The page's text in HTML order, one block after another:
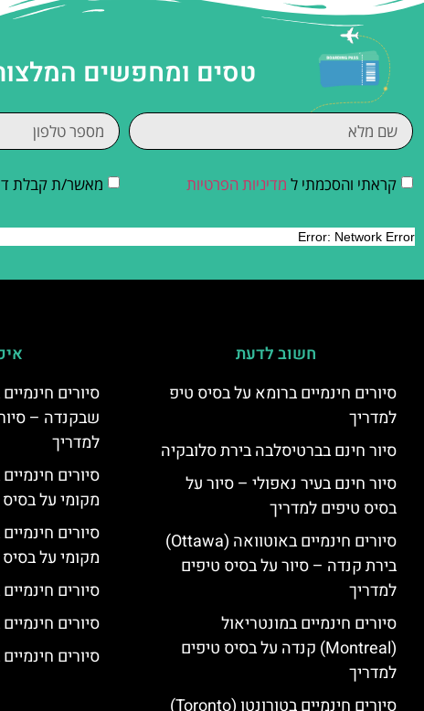
טסים ומחפשים
קראתי והסכמתי ל מדיניות הפרטיות מאשר/ת קבלת
חשוב לדעת
סיורים חינמיים ברומא על בסיס טיפ
למדריך
סיור חינם בברטיסלבה בירת סלובקיה
סיור חינם בעיר נאפולי – סיור על
בסיס טיפים למדריך
סיורים חינמיים באוטוואה (Ottawa)
בירת קנדה – סיור על בסיס טיפים
למדריך
סיורים חינמיים במונטריאול
(Montreal) קנדה על בסיס טיפים
למדריך
שבקנדה –
למדריך
סיורים
מקומי על
סיורים
מקומי על
סיורים
סיורים
סיורים